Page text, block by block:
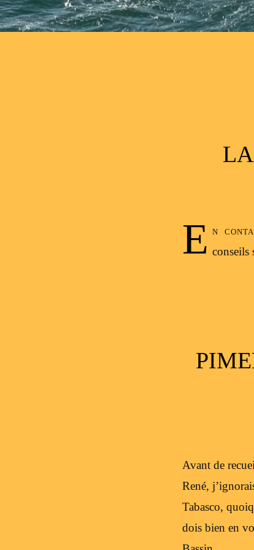
E n
conseils
Avant de
René,
Tabasco,
dois bien en